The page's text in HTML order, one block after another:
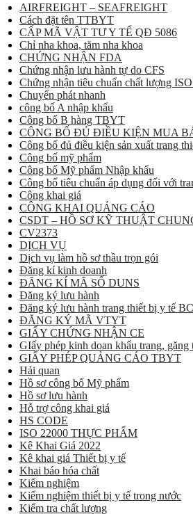
AIRFREIGHT – SEAFREIGHT
Cách đặt tên TTBYT
CẤP MÃ VẬT TƯ Y TẾ QĐ 5086
Chỉ nha khoa, tăm nha khoa
CHỨNG NHẬN FDA
Chứng nhận lưu hành tự do CFS
Chứng nhận tiêu chuẩn chất lượng
Chuyển phát nhanh
công bố A nhập khẩu
Công bố B hàng TBYT
CÔNG BỐ ĐỦ ĐIỀU KIỆN MUA
Công bố đủ điều kiện sản xuất trang
Công bố mỹ phẩm
Công bố Mỹ phẩm Nhập khẩu
Công bố tiêu chuẩn áp dụng đối với
Công khai giá
CÔNG KHAI QUẢNG CÁO
CSDT – HỒ SƠ KỸ THUẬT
CV2373
DỊCH VỤ
Dịch vụ làm hồ sơ thầu trọn gói
Đăng kí kinh doanh
ĐĂNG KÍ MÃ SỐ DUNS
Đăng ký lưu hành
Đăng ký lưu hành trang thiết bị y tế
ĐĂNG KÝ MÃ VTYT
GIẤY CHỨNG NHẬN CE
GIấy phép kinh doan khẩu trang, găng
GIẤY PHÉP QUẢNG CÁO TBYT
Hải quan
Hồ sơ công bố Mỹ phẩm
Hồ sơ lưu hành
Hỗ trợ công khai giá
HS CODE
ISO 22000 THỰC PHẨM
Kê Khai Giá 2022
Kê khai giá Thiết bị y tế
Khai báo hóa chất
Kiểm nghiệm
Kiểm nghiệm thiết bị y tế trong nước
Kiểm tra chất lượng